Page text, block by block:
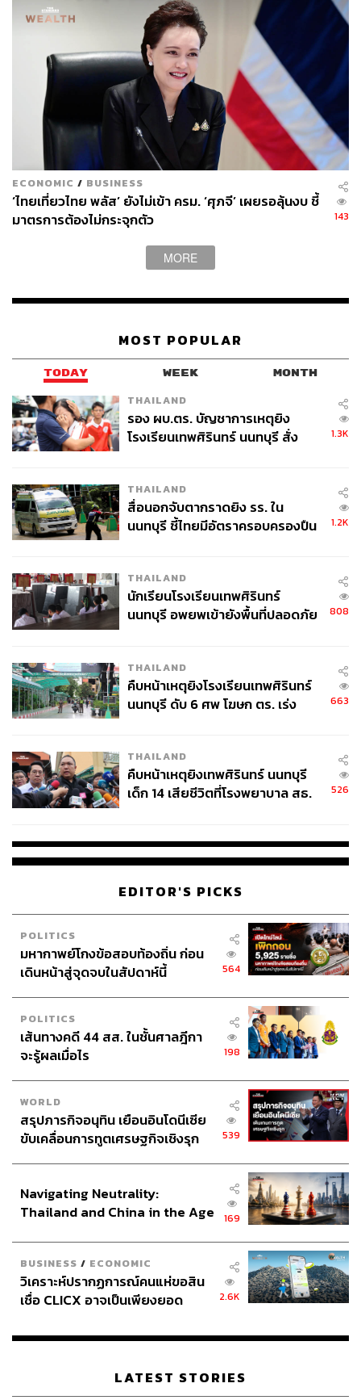
ECONOMIC / BUSINESS
‘ไทยเที่ยวไทย พลัส’ ยังไม่เข้า ครม. ‘ศุภจี’ เผยรอลุ้นงบ ชี้
มาตรการต้องไม่กระจุกตัว
143
MORE
MOST POPULAR
TODAY WEEK MONTH
THAILAND
รอง ผบ.ตร. บัญชาการเหตุยิง
โรงเรียนเทพศิรินทร์ นนทบุรี สั่ง
1.3K
THAILAND
สื่อนอกจับตากราดยิง รร. ใน
นนทบุรี ชี้ไทยมีอัตราครอบครองปืน
1.2K
THAILAND
นักเรียนโรงเรียนเทพศิรินทร์
นนทบุรี อพยพเข้ายังพื้นที่ปลอดภัย
808
THAILAND
คืบหน้าเหตุยิงโรงเรียนเทพศิรินทร์
นนทบุรี ดับ 6 ศพ โฆษก ตร. เร่ง
663
THAILAND
คืบหน้าเหตุยิงเทพศิรินทร์ นนทบุรี
เด็ก 14 เสียชีวิตที่โรงพยาบาล สธ.
526
EDITOR'S PICKS
POLITICS
มหากาพย์โกงข้อสอบท้องถิ่น ก่อน
เดินหน้าสู่จุดจบในสัปดาห์นี้
564
POLITICS
เส้นทางคดี 44 สส. ในชั้นศาลฎีกา
จะรู้ผลเมื่อไร
198
WORLD
สรุปภารกิจอนุทิน เยือนอินโดนีเซีย
ขับเคลื่อนการทูตเศรษฐกิจเชิงรุก
539
Navigating Neutrality:
Thailand and China in the Age
169
BUSINESS / ECONOMIC
วิเคราะห์ปรากฏการณ์คนแห่ขอสิน
เชื่อ CLICX อาจเป็นเพียงยอด
เรือนไทยที่ถูกซุกไว้
2.6K
LATEST STORIES